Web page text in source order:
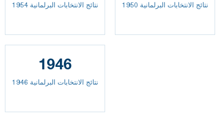
نتائج الانتخابات البرلمانية 1954 نتائج الانتخابات البرلمانية 1950
1946
نتائج الانتخابات البرلمانية 1946